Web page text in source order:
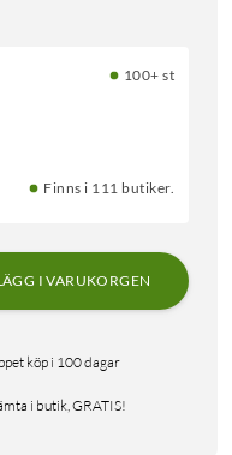
100+ st
Finns i 111 butiker.
I VARUKORGEN
köp i 100 dagar
i butik, GRATIS!